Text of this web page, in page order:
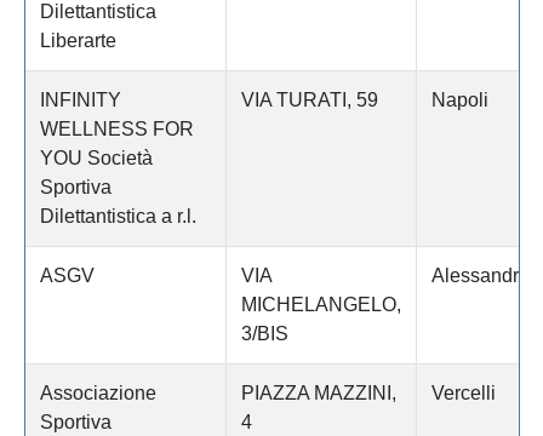
Dilettantistica
Liberarte
INFINITY
WELLNESS FOR
YOU Società
Sportiva
Dilettantistica a r.l.
VIA TURATI, 59 Napoli
ASGV
VIA
MICHELANGELO,
3/BIS
Alessandria
Associazione
Sportiva
PIAZZA MAZZINI,
4
Vercelli